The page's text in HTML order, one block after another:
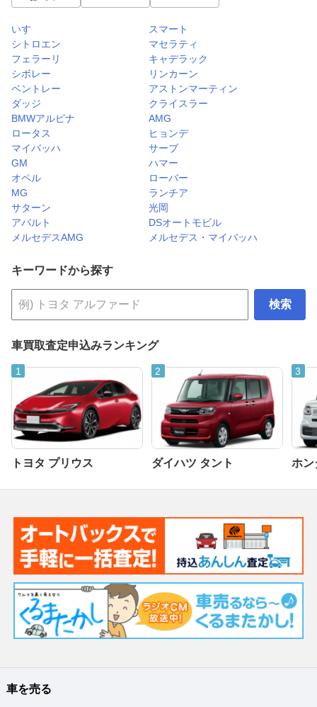
いすゞ
スマート
シトロエン
マセラティ
フェラーリ
キャデラック
シボレー
リンカーン
ベントレー
アストンマーティン
ダッジ
クライスラー
BMWアルピナ
AMG
ロータス
ヒョンデ
マイバッハ
サーブ
GM
ハマー
オペル
ローバー
MG
ランチア
サターン
光岡
アバルト
DSオートモビル
メルセデスAMG
メルセデス・マイバッハ
キーワードから探す
検索
車買取査定申込みランキング
トヨタ プリウス ダイハツ タント ホン
車を売る